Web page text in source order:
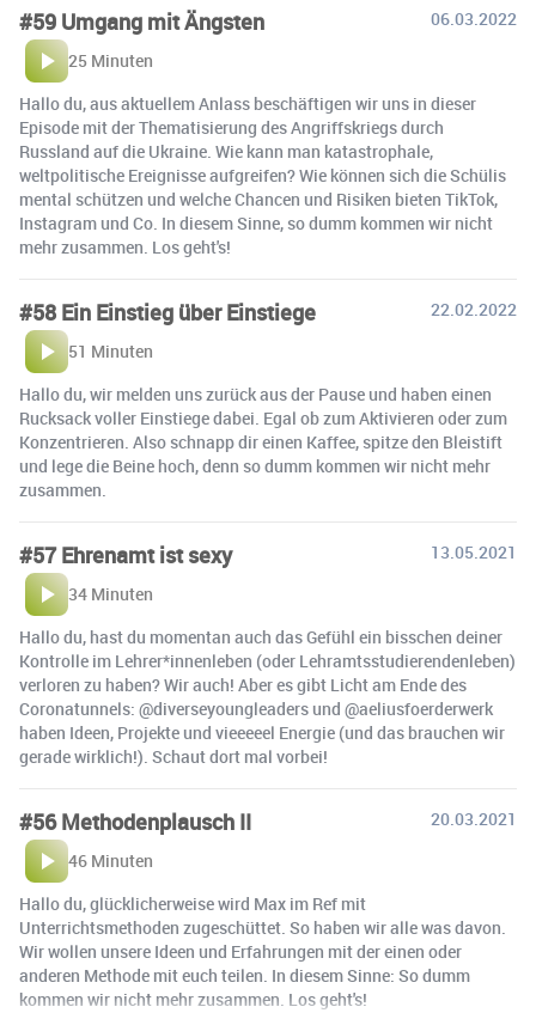
#59 Umgang mit Ängsten
06.03.2022
25 Minuten
Hallo du, aus aktuellem Anlass beschäftigen wir uns in dieser
Episode mit der Thematisierung des Angriffskriegs durch
Russland auf die Ukraine. Wie kann man katastrophale,
weltpolitische Ereignisse aufgreifen? Wie können sich die Schülis
mental schützen und welche Chancen und Risiken bieten TikTok,
Instagram und Co. In diesem Sinne, so dumm kommen wir nicht
mehr zusammen. Los geht's!
#58 Ein Einstieg über Einstiege
22.02.2022
51 Minuten
Hallo du, wir melden uns zurück aus der Pause und haben einen
Rucksack voller Einstiege dabei. Egal ob zum Aktivieren oder zum
Konzentrieren. Also schnapp dir einen Kaffee, spitze den Bleistift
und lege die Beine hoch, denn so dumm kommen wir nicht mehr
zusammen.
#57 Ehrenamt ist sexy
13.05.2021
34 Minuten
Hallo du, hast du momentan auch das Gefühl ein bisschen deiner
Kontrolle im Lehrer*innenleben (oder Lehramtsstudierendenleben)
verloren zu haben? Wir auch! Aber es gibt Licht am Ende des
Coronatunnels: @diverseyoungleaders und @aeliusfoerderwerk
haben Ideen, Projekte und vieeeeel Energie (und das brauchen wir
gerade wirklich!). Schaut dort mal vorbei!
#56 Methodenplausch II
20.03.2021
46 Minuten
Hallo du, glücklicherweise wird Max im Ref mit
Unterrichtsmethoden zugeschüttet. So haben wir alle was davon.
Wir wollen unsere Ideen und Erfahrungen mit der einen oder
anderen Methode mit euch teilen. In diesem Sinne: So dumm
kommen wir nicht mehr zusammen. Los geht's!